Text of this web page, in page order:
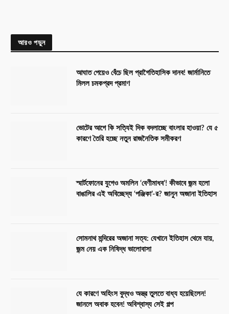
আরও পড়ুন
আঘাত পেয়েও বেঁচে ছিল প্রাগৈতিহাসিক দানব! জার্মানিতে
মিলল চমকপ্রদ প্রমাণ
ভোটের আগে কি সত্যিই দিক বদলাচ্ছে বাংলার হাওয়া? যে ৫
কারণে তৈরি হচ্ছে নতুন রাজনৈতিক সমীকরণ
স্মার্টফোনের যুগেও অমলিন ‘বেণীমাধব’! কীভাবে জন্ম হলো
বাঙালির এই অবিচ্ছেদ্য ‘পঞ্জিকা’-র? জানুন অজানা ইতিহাস
সোমনাথ মন্দিরের অজানা সত্য: যেখানে ইতিহাস থেমে যায়,
জন্ম নেয় এক নিষিদ্ধ ভালোবাসা
যে কারণে অহিংস বুদ্ধও অস্ত্র তুলতে বাধ্য হয়েছিলেন!
জানলে অবাক হবেন! অবিশ্বাস্য সেই গল্প